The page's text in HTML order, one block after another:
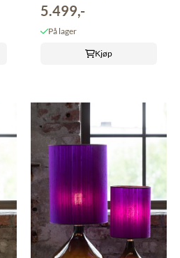
5.499,-
På lager
Kjøp